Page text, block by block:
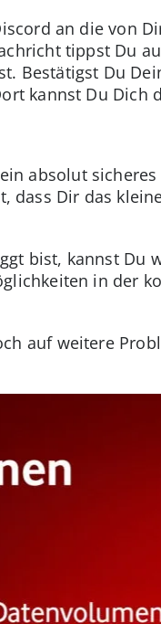
an die von
tippst Du
Bestätigst Du
kannst Du Dich
absolut
dass Dir das
bist, kannst Du
in der
auf weitere